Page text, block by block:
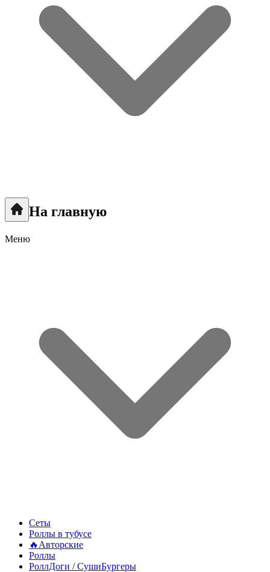
На главную
Меню
Сеты
Роллы в тубусе
🔥Авторские
Роллы
РоллДоги / СушиБургеры